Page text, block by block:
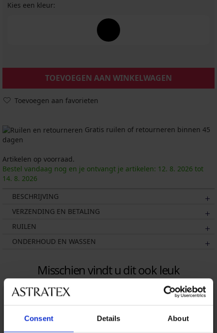
Consent Details About
Kies een kleur:
TOEVOEGEN AAN WINKELWAGEN
Toevoegen aan favorieten
Gratis ruilen of retourneren binnen 45
dagen
Artikelen op voorraad.
Bestel vandaag nog en je ontvangt je artikelen: 12. 8. 2026 tot
14. 8. 2026
BESCHRIJVING
VERZENDING EN BETALING
RUILEN
ONDERHOUD EN WASSEN
Misschien vindt u dit ook leuk